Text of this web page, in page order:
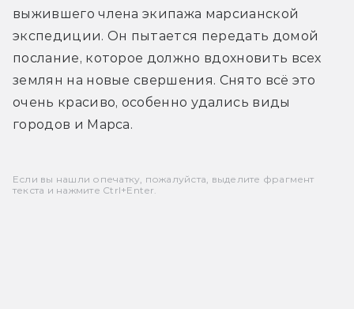
выжившего члена экипажа марсианской
экспедиции. Он пытается передать домой
послание, которое должно вдохновить всех
землян на новые свершения. Снято всё это
очень красиво, особенно удались виды
городов и Марса.
Если вы нашли опечатку, пожалуйста, выделите фрагмент
текста и нажмите Ctrl+Enter.